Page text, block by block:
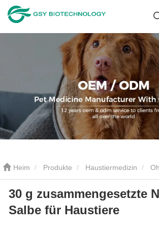
Heim Produkte Haustiermedizin
Haustiere 30 g zusammengesetzte Nystatin-
30 g zusammengesetzte
Salbe für Haustiere